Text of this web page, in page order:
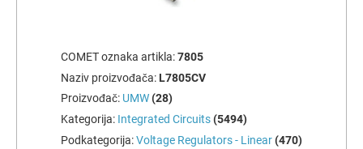
COMET oznaka artikla:7805
Naziv proizvođača: L7805CV
Proizvođač: UMW(28)
Kategorija: Integrated Circuits(5494)
Podkategorija:Voltage Regulators - Linear(470)